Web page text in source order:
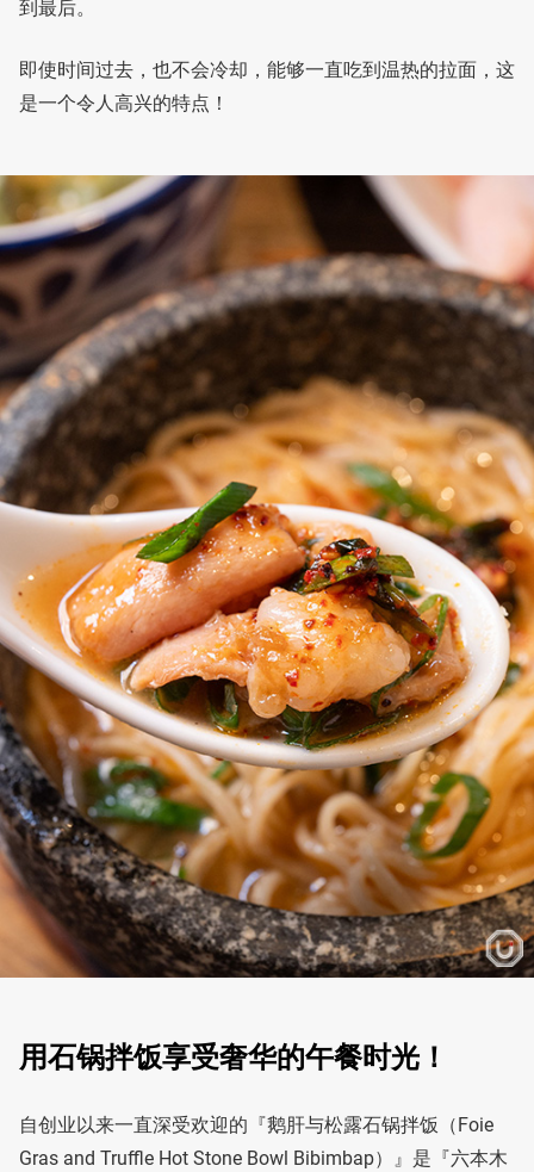
到最后。
即使时间过去，也不会冷却，能够一直吃到温热的拉面，这
是一个令人高兴的特点！
用石锅拌饭享受奢华的午餐时光！
自创业以来一直深受欢迎的『鹅肝与松露石锅拌饭（Foie
Gras and Truffle Hot Stone Bowl Bibimbap）』是『六本木